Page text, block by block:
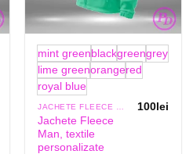
mint greenblackgreengrey
lime greenorangered
royal blue
JACHETE FLEECE MAN
Jachete Fleece
Man, textile
personalizate
100lei